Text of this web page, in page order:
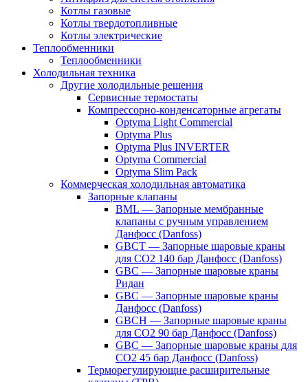
Котлы газовые
Котлы твердотопливные
Котлы электрические
Теплообменники
Теплообменники
Холодильная техника
Другие холодильные решения
Сервисные термостаты
Компрессорно-конденсаторные агрегаты
Optyma Light Commercial
Optyma Plus
Optyma Plus INVERTER
Optyma Commercial
Optyma Slim Pack
Коммерческая холодильная автоматика
Запорные клапаны
BML — Запорные мембранные
клапаны с ручным управлением
Данфосс (Danfoss)
GBCT — Запорные шаровые краны
для CO2 140 бар Данфосс (Danfoss)
GBC — Запорные шаровые краны
Ридан
GBC — Запорные шаровые краны
Данфосс (Danfoss)
GBCH — Запорные шаровые краны
для CO2 90 бар Данфосс (Danfoss)
GBC — Запорные шаровые краны для
CO2 45 бар Данфосс (Danfoss)
Терморегулирующие расширительные